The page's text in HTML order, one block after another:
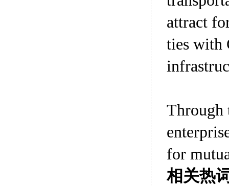
attract
ties with
Through
for
相关热